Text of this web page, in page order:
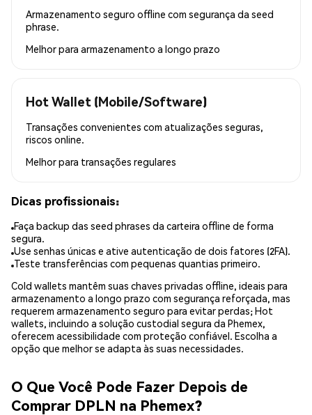
Armazenamento seguro offline com segurança da seed
phrase.
Melhor para armazenamento a longo prazo
Hot Wallet (Mobile/Software)
Transações convenientes com atualizações seguras,
riscos online.
Melhor para transações regulares
Dicas profissionais:
Faça backup das seed phrases da carteira offline de forma
segura.
Use senhas únicas e ative autenticação de dois fatores (2FA).
Teste transferências com pequenas quantias primeiro.
Cold wallets mantêm suas chaves privadas offline, ideais para
armazenamento a longo prazo com segurança reforçada, mas
requerem armazenamento seguro para evitar perdas; Hot
wallets, incluindo a solução custodial segura da Phemex,
oferecem acessibilidade com proteção confiável. Escolha a
opção que melhor se adapta às suas necessidades.
O Que Você Pode Fazer Depois de
Comprar DPLN na Phemex?